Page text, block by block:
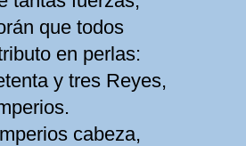
que todos
en perlas:
y tres Reyes,
cabeza,